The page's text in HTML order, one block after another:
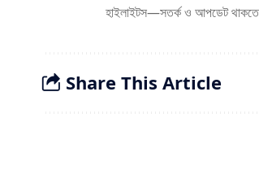
হাইলাইটস—সতর্ক ও আপডেট
Share This Article